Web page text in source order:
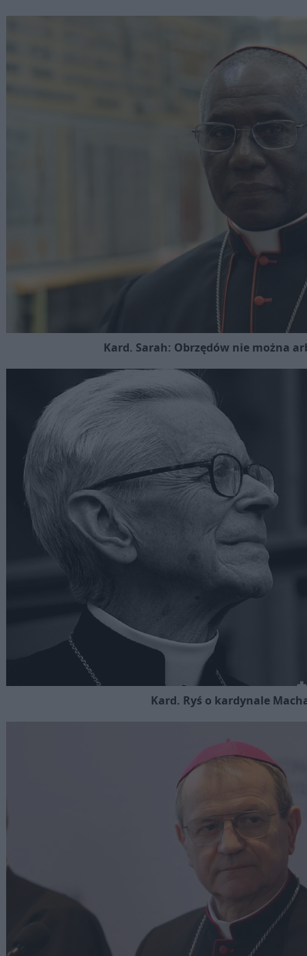
Kard. Sarah: Obrzędów nie można
Kard. Ryś o kardynale